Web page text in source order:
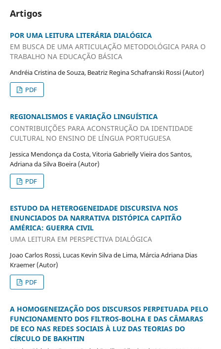
Artigos
POR UMA LEITURA LITERÁRIA DIALÓGICA
EM BUSCA DE UMA ARTICULAÇÃO METODOLÓGICA PARA O
TRABALHO NA EDUCAÇÃO BÁSICA
Andréia Cristina de Souza, Beatriz Regina Schafranski Rossi (Autor)
PDF
REGIONALISMOS E VARIAÇÃO LINGUÍSTICA
CONTRIBUIÇÕES PARA ACONSTRUÇÃO DA IDENTIDADE
CULTURAL NO ENSINO DE LÍNGUA PORTUGUESA
Jessica Mendonça da Costa, Vitoria Gabrielly Vieira dos Santos,
Adriana da Silva Boeira (Autor)
PDF
ESTUDO DA HETEROGENEIDADE DISCURSIVA NOS
ENUNCIADOS DA NARRATIVA DISTÓPICA CAPITÃO
AMÉRICA: GUERRA CIVIL
UMA LEITURA EM PERSPECTIVA DIALÓGICA
Joao Carlos Rossi, Lucas Kevin Silva de Lima, Márcia Adriana Dias
Kraemer (Autor)
PDF
A HOMOGENEIZAÇÃO DOS DISCURSOS PERPETUADA PELO
FUNCIONAMENTO DOS FILTROS-BOLHA E DAS CÂMARAS
DE ECO NAS REDES SOCIAIS À LUZ DAS TEORIAS DO
CÍRCULO DE BAKHTIN